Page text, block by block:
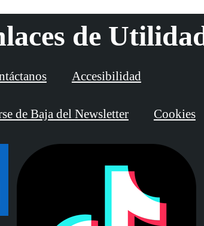
de
Accesibilidad
de Baja del Newsletter Cookies